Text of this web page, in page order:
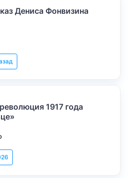
Дениса Фонвизина
1917 года